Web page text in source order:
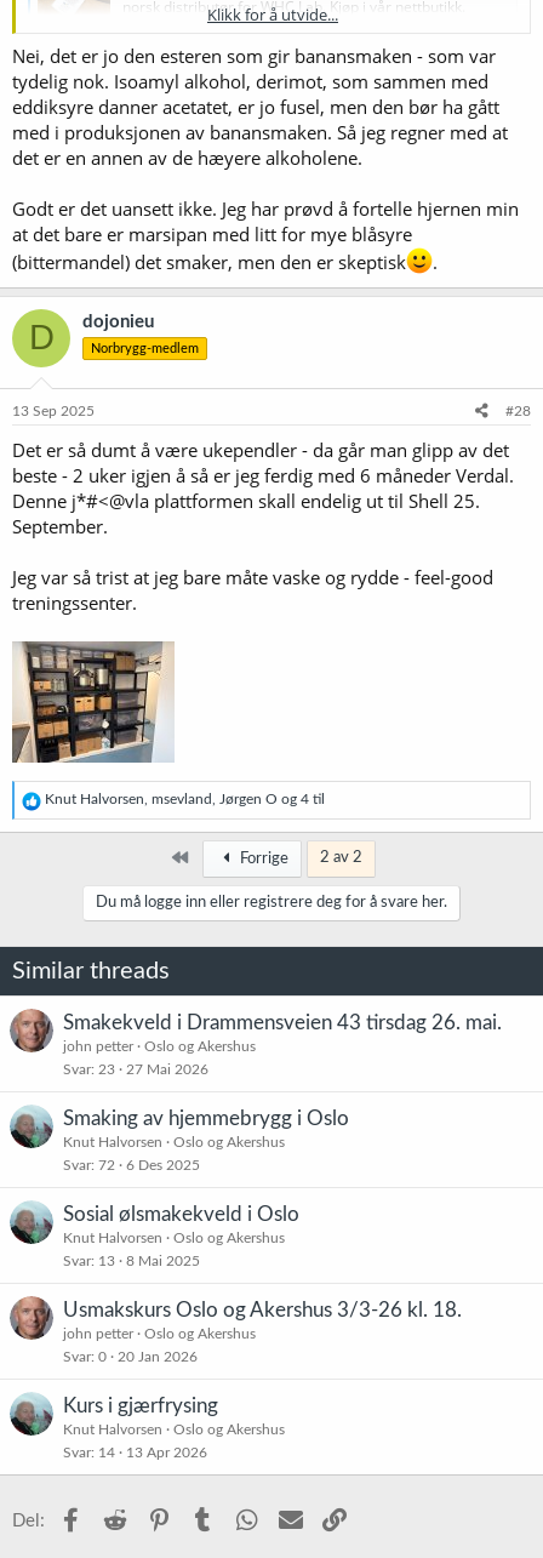
norsk distributør for WHC Lab. Kjøp i vår nettbutikk.
Klikk for å utvide...
Nei, det er jo den esteren som gir banansmaken - som var
tydelig nok. Isoamyl alkohol, derimot, som sammen med
eddiksyre danner acetatet, er jo fusel, men den bør ha gått
med i produksjonen av banansmaken. Så jeg regner med at
det er en annen av de hæyere alkoholene.
Godt er det uansett ikke. Jeg har prøvd å fortelle hjernen min
at det bare er marsipan med litt for mye blåsyre
(bittermandel) det smaker, men den er skeptisk
.
D dojonieu
Norbrygg-medlem
13 Sep 2025 #28
Det er så dumt å være ukependler - da går man glipp av det
beste - 2 uker igjen å så er jeg ferdig med 6 måneder Verdal.
Denne j*#<@vla plattformen skall endelig ut til Shell 25.
September.
Jeg var så trist at jeg bare måte vaske og rydde - feel-good
treningssenter.
R
e
a
r
Knut Halvorsen msevland Jørgen O og 4 til
Først Forrige 2 av 2
Du må logge inn eller registrere deg for å svare her.
Similar threads
Smakekveld i Drammensveien 43 tirsdag 26. mai.
john petter
Oslo og Akershus
Svar 23 27 Mai 2026
Smaking av hjemmebrygg i Oslo
Knut Halvorsen
Oslo og Akershus
Svar 72 6 Des 2025
Sosial ølsmakekveld i Oslo
Knut Halvorsen
Oslo og Akershus
Svar 13 8 Mai 2025
Usmakskurs Oslo og Akershus 3/3-26 kl. 18.
john petter
Oslo og Akershus
Svar 0 20 Jan 2026
Kurs i gjærfrysing
Knut Halvorsen
Oslo og Akershus
Svar 14 13 Apr 2026
Del: Facebook
Reddit PinterestTumblr WhatsApp
E-post